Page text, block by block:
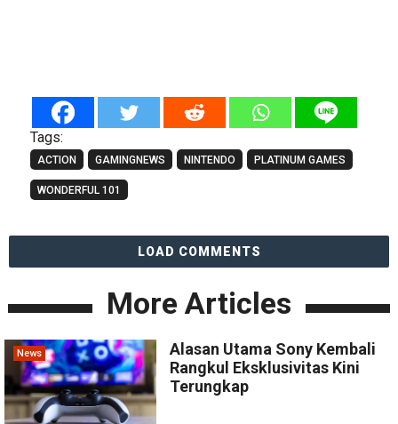
Tags:
ACTION GAMINGNEWS NINTENDO PLATINUM GAMES
WONDERFUL 101
LOAD COMMENTS
More Articles
News
Alasan Utama Sony Kembali
Rangkul Eksklusivitas Kini
Terungkap